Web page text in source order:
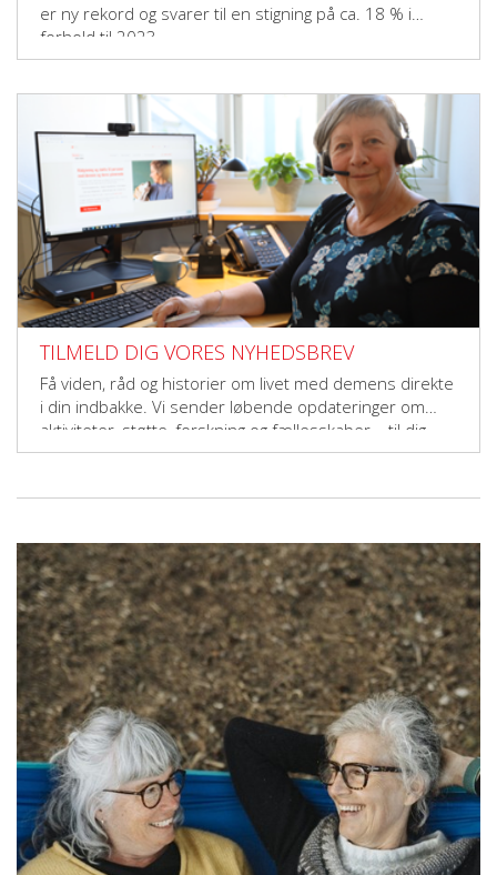
er ny rekord og svarer til en stigning på ca. 18 % i
forhold til 2023.
TILMELD DIG VORES NYHEDSBREV
Få viden, råd og historier om livet med demens direkte
i din indbakke. Vi sender løbende opdateringer om
aktiviteter, støtte, forskning og fællesskaber – til dig,
der vil gøre en forskel.